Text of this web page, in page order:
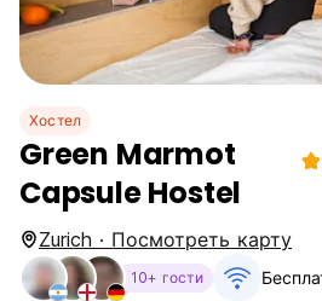
Хостел
Green Marmot
Capsule Hostel
Zurich · Посмотреть карту
10+ гости